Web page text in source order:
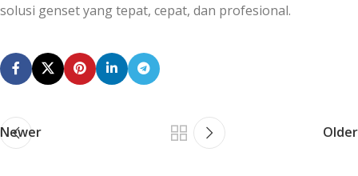
solusi genset yang tepat, cepat, dan profesional.
Newer Older